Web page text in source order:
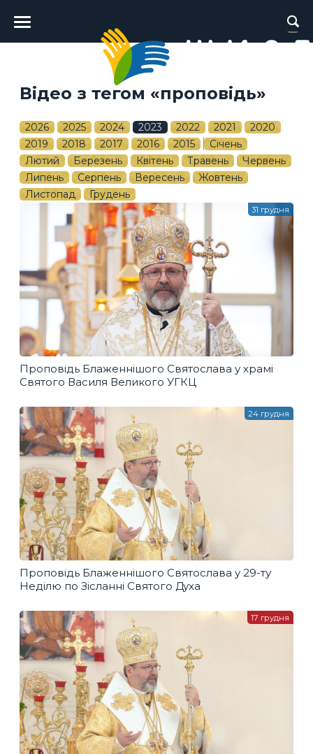
Головне
меню
Відео з тегом «проповідь»
2026 2025 2024 2023 2022 2021
2020
2019
2018 2017 2016 2015
Січень
Лютий
Березень Квітень Травень
Червень
Липень
Серпень Вересень
Жовтень
Листопад
Грудень
Проповідь Блаженнішого Святослава у храмі
Святого Василя Великого УГКЦ
31 грудня
Проповідь Блаженнішого Святослава у 29-ту
Неділю по Зісланні Святого Духа
24 грудня
17 грудня